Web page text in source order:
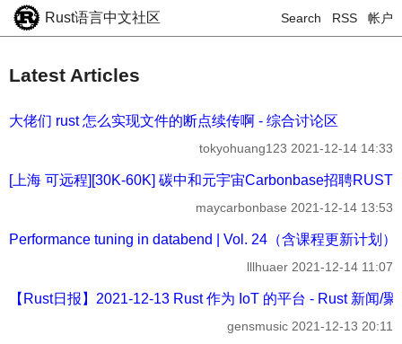
Rust语言中文社区 Search RSS 帐户
Latest Articles
大佬们 rust 怎么实现文件的断点续传啊 - 综合讨论区
tokyohuang123 2021-12-14 14:33
[上海 可远程][30K-60K] 碳中和元宇宙Carbonbase招聘RUST
maycarbonbase 2021-12-14 13:53
Performance tuning in databend | Vol. 24（含课程更新计划）
lllhuaer 2021-12-14 11:07
【Rust日报】2021-12-13 Rust 作为 IoT 的平台 - Rust 新闻/聚
gensmusic 2021-12-13 20:11